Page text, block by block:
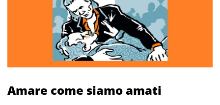
Amare come siamo amati